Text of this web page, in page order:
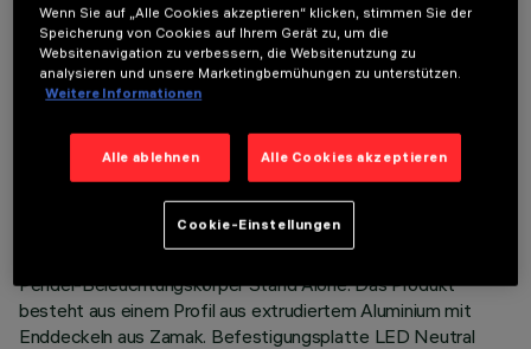
TECHNISCHE DATEN
LETZTES UPDATE: 06.08.2026
Pendel-Beleuchtungskörper Stand Alone. Das Produkt
besteht aus einem Profil aus extrudiertem Aluminium mit
Enddeckeln aus Zamak. Befestigungsplatte LED Neutral
Wenn Sie auf „Alle Cookies akzeptieren“ klicken, stimmen Sie der
Speicherung von Cookies auf Ihrem Gerät zu, um die
Websitenavigation zu verbessern, die Websitenutzung zu
analysieren und unsere Marketingbemühungen zu unterstützen.
Weitere Informationen
Alle ablehnen Alle Cookies akzeptieren
Cookie-Einstellungen